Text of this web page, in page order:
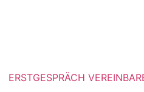
ERSTGESPRÄCH